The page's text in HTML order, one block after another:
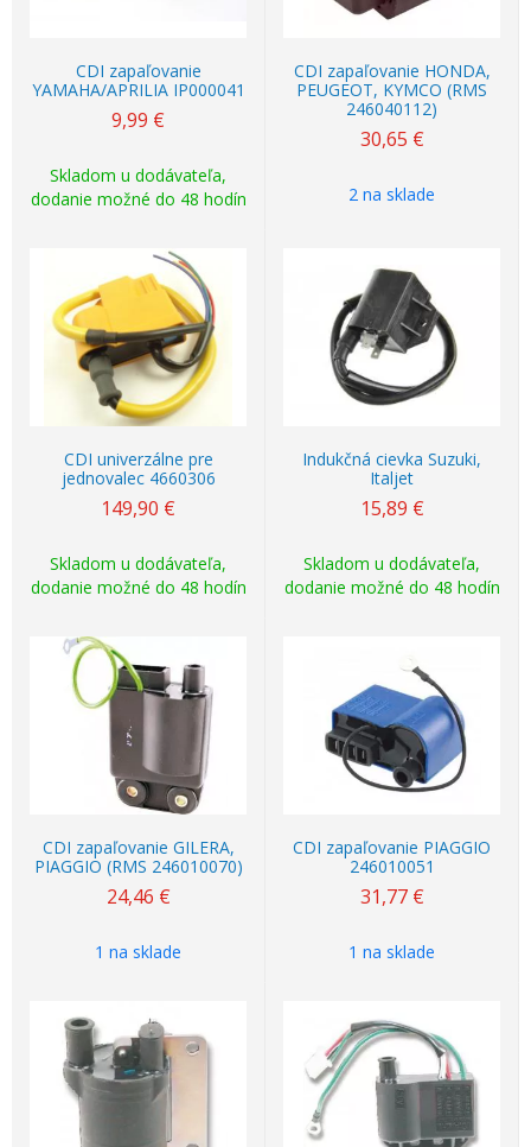
CDI zapaľovanie
YAMAHA/APRILIA IP000041
9,99 €
Skladom u dodávateľa,
dodanie možné do 48 hodín
CDI zapaľovanie HONDA,
PEUGEOT, KYMCO (RMS
246040112)
30,65 €
2 na sklade
CDI univerzálne pre
jednovalec 4660306
149,90 €
Skladom u dodávateľa,
dodanie možné do 48 hodín
Indukčná cievka Suzuki,
Italjet
15,89 €
Skladom u dodávateľa,
dodanie možné do 48 hodín
CDI zapaľovanie GILERA,
PIAGGIO (RMS 246010070)
24,46 €
1 na sklade
CDI zapaľovanie PIAGGIO
246010051
31,77 €
1 na sklade